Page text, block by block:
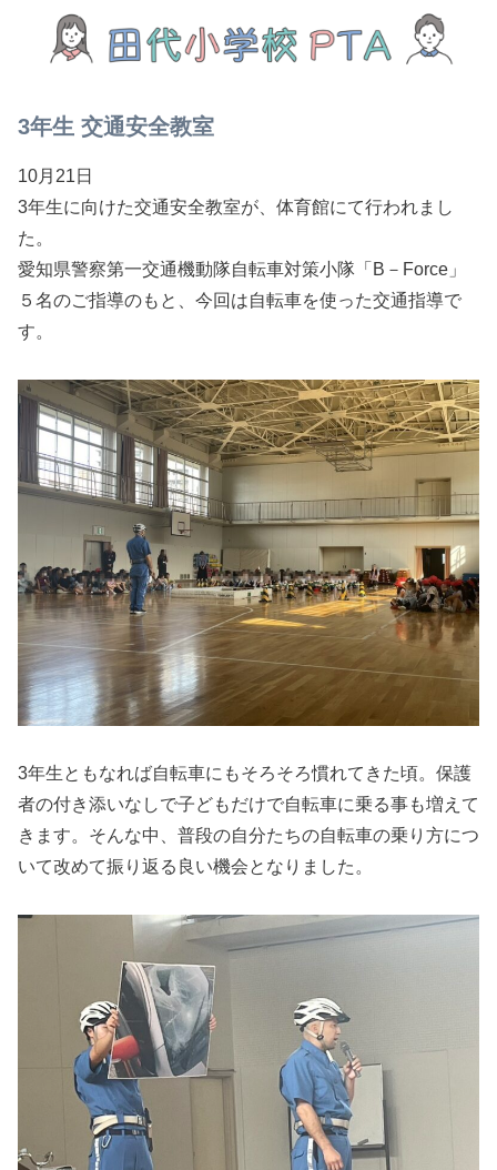
3年生 交通安全教室
10月21日
3年生に向けた交通安全教室が、体育館にて行われまし
た。
愛知県警察第一交通機動隊自転車対策小隊「B－Force」
５名のご指導のもと、今回は自転車を使った交通指導で
す。
3年生ともなれば自転車にもそろそろ慣れてきた頃。保護
者の付き添いなしで子どもだけで自転車に乗る事も増えて
きます。そんな中、普段の自分たちの自転車の乗り方につ
いて改めて振り返る良い機会となりました。